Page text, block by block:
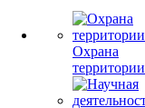
Охрана
территории